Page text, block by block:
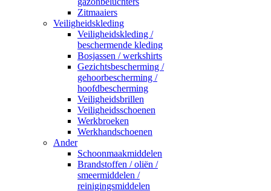
Zitmaaiers
Veiligheidskleding
Veiligheidskleding /
beschermende kleding
Bosjassen / werkshirts
Gezichtsbescherming /
gehoorbescherming /
hoofdbescherming
Veiligheidsbrillen
Veiligheidsschoenen
Werkbroeken
Werkhandschoenen
Ander
Schoonmaakmiddelen
Brandstoffen / oliën /
smeermiddelen /
reinigingsmiddelen